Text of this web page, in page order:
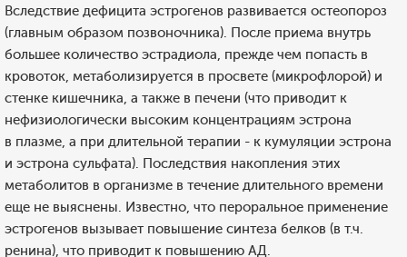
Вследствие дефицита эстрогенов развивается остеопороз
(главным образом позвоночника). После приема внутрь
большее количество эстрадиола, прежде чем попасть в
кровоток, метаболизируется в просвете (микрофлорой) и
стенке кишечника, а также в печени (что приводит к
нефизиологически высоким концентрациям эстрона
в плазме, а при длительной терапии - к кумуляции эстрона
и эстрона сульфата). Последствия накопления этих
метаболитов в организме в течение длительного времени
еще не выяснены. Известно, что пероральное применение
эстрогенов вызывает повышение синтеза белков (в т.ч.
ренина), что приводит к повышению АД.